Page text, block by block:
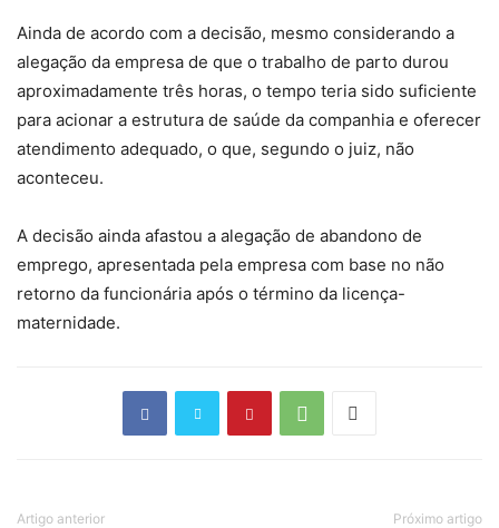
Ainda de acordo com a decisão, mesmo considerando a
alegação da empresa de que o trabalho de parto durou
aproximadamente três horas, o tempo teria sido suficiente
para acionar a estrutura de saúde da companhia e oferecer
atendimento adequado, o que, segundo o juiz, não
aconteceu.
A decisão ainda afastou a alegação de abandono de
emprego, apresentada pela empresa com base no não
retorno da funcionária após o término da licença-
maternidade.
Artigo anterior Próximo artigo